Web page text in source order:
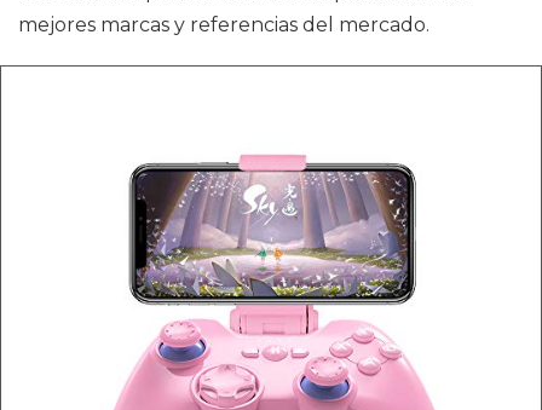
mejores marcas y referencias del mercado.